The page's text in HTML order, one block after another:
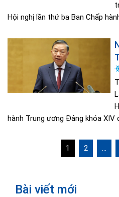
Hội nghị lần thứ ba Ban Chấp
hành Trung ương Đảng khóa XIV
viết
1 2 …
Bài viết mới